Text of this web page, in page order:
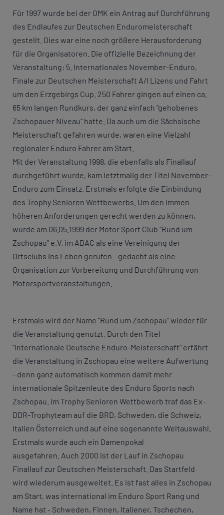
Für 1997 wurde bei der OMK ein Antrag auf Durchführung
des Endlaufes zur Deutschen Enduromeisterschaft
gestellt. Dies war eine noch größere Herausforderung
für die Organisatoren. Die offizielle Bezeichnung der
Veranstaltung: 5. Internationales November-Enduro,
Finale zur Deutschen Meisterschaft A/I Lizens und Fahrt
um den Erzgebirgs Cup. 250 Fahrer gingen auf einen ca.
65 km langen Rundkurs, der ganz einfach "gehobenes
Zschopauer Niveau" hatte. Da auch um die Sächsische
Meisterschaft gefahren wurde, waren eine Vielzahl
regionaler Enduro Fahrer am Start.
Mit der Veranstaltung 1998, die ebenfalls als Finallauf
durchgeführt wurde, kam letztmalig der Titel November-
Enduro zum Einsatz. Erstmals erfolgte die Einbindung
des Trophy Senioren Wettbewerbs. Um den immen
höheren Anforderungen gerecht werden zu können,
wurde am 06.05.1999 der Motor Sport Club "Rund um
Zschopau" e.V. im ADAC als eine Vereinigung der
Ortsclubs ins Leben gerufen - gedacht als eine
Organisation zur Vorbereitung und Durchführung von
Motorsportveranstaltungen.
Erstmals wird der Name "Rund um Zschopau" wieder für
die Veranstaltung genutzt. Durch den Titel
"Internationale Deutsche Enduro-Meisterschaft" erfährt
die Veranstaltung in Zschopau eine weitere Aufwertung
- denn ganz automatisch kommen damit mehr
internationale Spitzenleute des Enduro Sports nach
Zschopau. Im Trophy Senioren Wettbewerb traf das Ex-
DDR-Trophyteam auf die BRD, Schweden, die Schweiz,
Italien Österreich und auf eine sogenannte Weltauswahl.
Erstmals wurde auch ein Damenpokal
ausgefahren. Auch 2000 ist der Lauf in Zschopau
Finallauf zur Deutschen Meisterschaft. Das Startfeld
wird wiederum ausgeweitet. Es ist fast alles in Zschopau
am Start, was international im Enduro Sport Rang und
Name hat - Schweden, Finnen, Italiener, Tschechen,